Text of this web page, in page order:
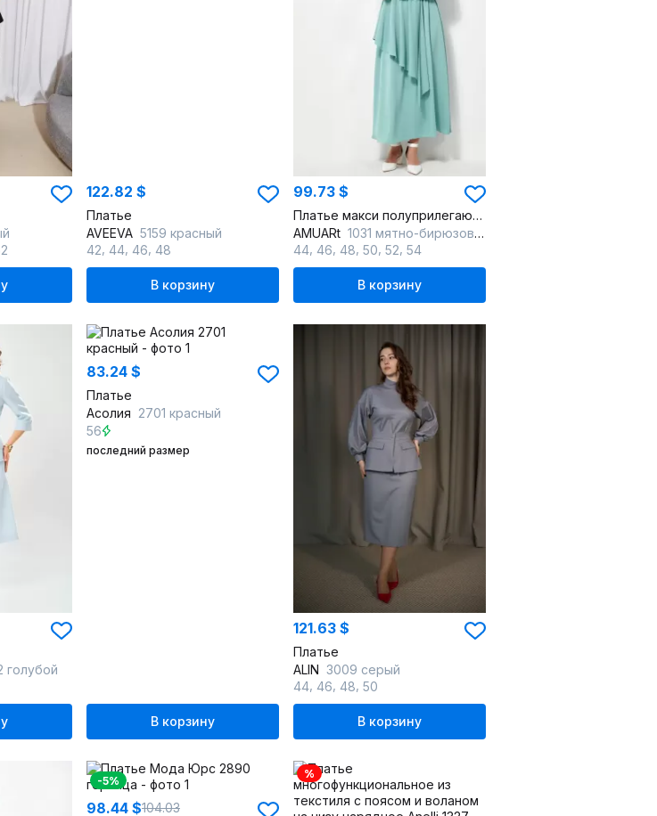
122.82 $
Платье
AVEEVA 5159 красный
42 44 46 48
В корзину
99.73 $
Платье макси полуприлегающего силуэта с резинкой
AMUARt 1031 мятно-бирюзовый
44 46 48 50 52 54
В корзину
голубой
83.24 $
Платье
Асолия 2701 красный
56
последний размер
В корзину
121.63 $
Платье
ALIN 3009 серый
44 46 48 50
В корзину
-5%
98.44 $104.03
%